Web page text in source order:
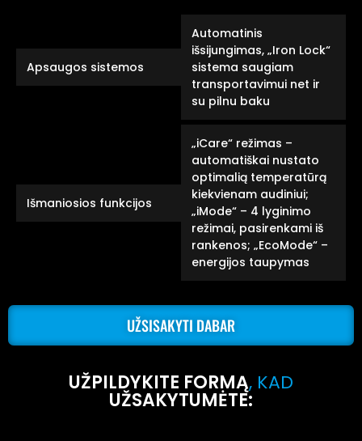
Apsaugos sistemos
Automatinis
išsijungimas, „Iron Lock“
sistema saugiam
transportavimui net ir
su pilnu baku
Išmaniosios funkcijos
„iCare“ režimas –
automatiškai nustato
optimalią temperatūrą
kiekvienam audiniui;
„iMode“ – 4 lyginimo
režimai, pasirenkami iš
rankenos; „EcoMode“ –
energijos taupymas
UŽSISAKYTI DABAR
UŽPILDYKITE FORMĄ, KAD
UŽSAKYTUMĖTE: